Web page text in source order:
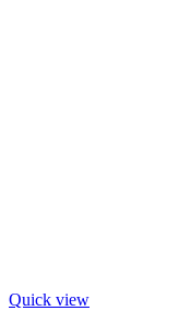
Quick view